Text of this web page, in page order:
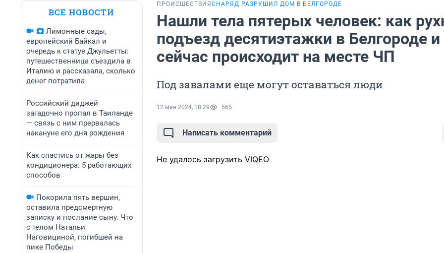
ВСЕ НОВОСТИ
Лимонные сады,
европейский Байкал и
очередь к статуе Джульетты:
путешественница съездила в
Италию и рассказала, сколько
денег потратила
Российский диджей
загадочно пропал в Таиланде
— связь с ним прервалась
накануне его дня рождения
Как спастись от жары без
кондиционера: 5 работающих
способов
Покорила пять вершин,
оставила предсмертную
записку и послание сыну. Что
с телом Натальи
Наговициной, погибшей на
пике Победы
ПРОИСШЕСТВИЯ СНАРЯД РАЗРУШИЛ ДОМ В БЕЛГОРОДЕ
Нашли тела пятерых человек: как
подъезд десятиэтажки в Белгороде и
сейчас происходит на месте ЧП
Под завалами еще могут оставаться люди
12 мая 2024, 18:29 565
Написать комментарий
Не удалось загрузить VIQEO